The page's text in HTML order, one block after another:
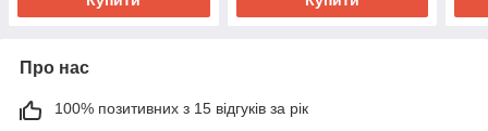
Про нас
100% позитивних з 15 відгуків за рік